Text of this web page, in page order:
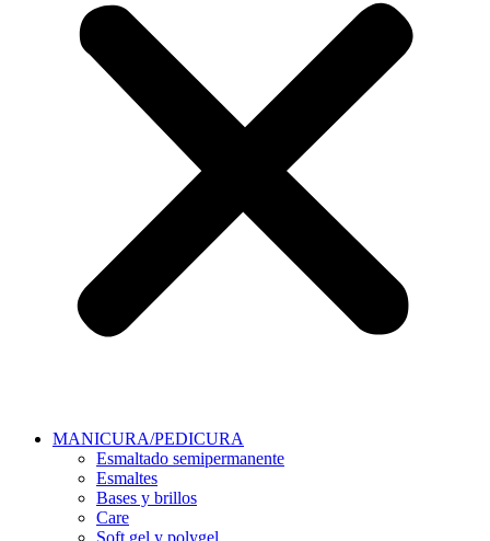
MANICURA/PEDICURA
Esmaltado semipermanente
Esmaltes
Bases y brillos
Care
Soft gel y polygel